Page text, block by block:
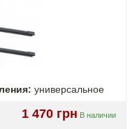
универсальное
1 470 грн В наличии